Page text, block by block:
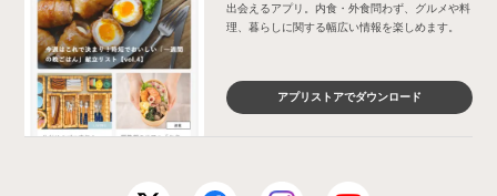
出会えるアプリ。内食・外食問わず、グルメや料
理、暮らしに関する幅広い情報を楽しめます。
アプリストアでダウンロード